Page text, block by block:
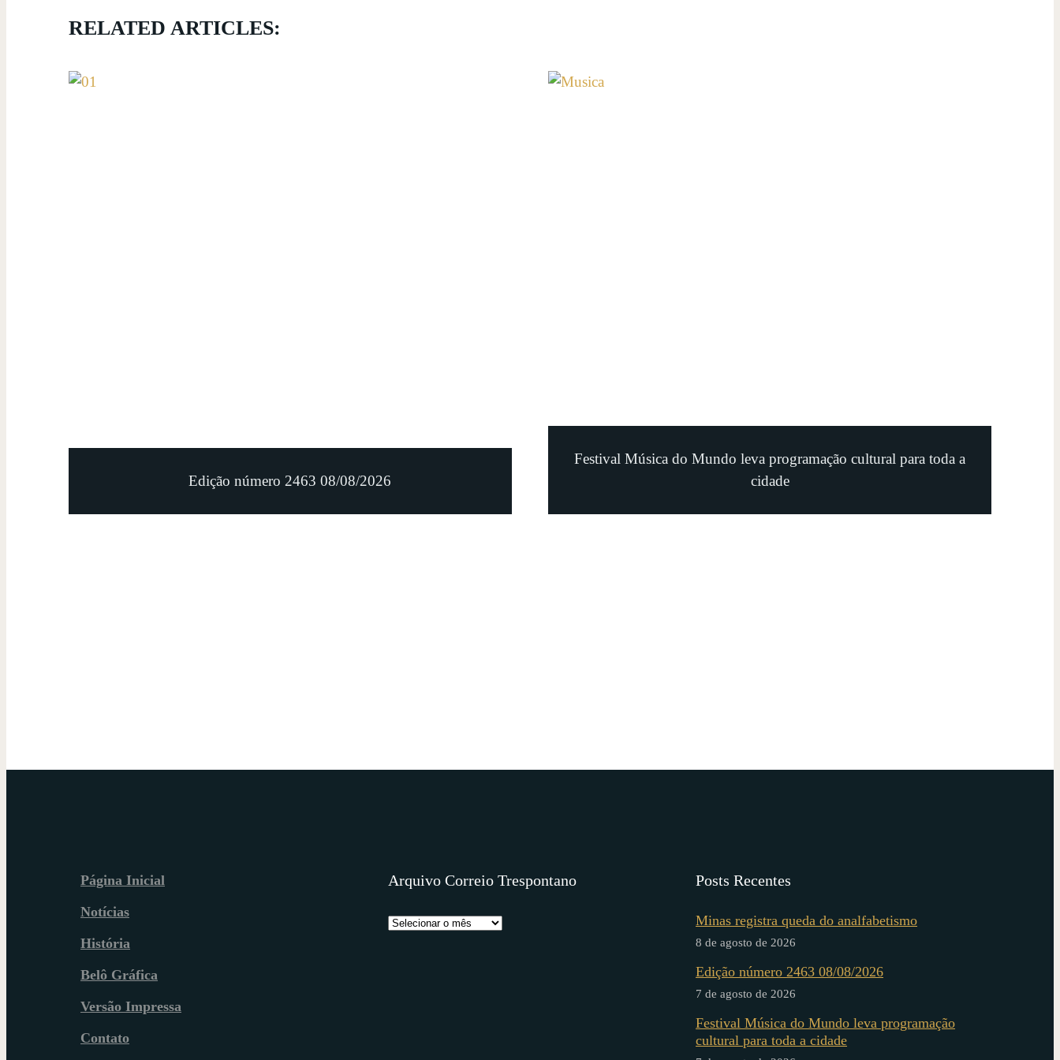
RELATED ARTICLES:
Edição número 2463 08/08/2026
Festival Música do Mundo leva programação cultural para toda a
cidade
Página Inicial
Notícias
História
Belô Gráfica
Versão Impressa
Contato
Arquivo Correio Trespontano Posts Recentes
Minas registra queda do analfabetismo
8 de agosto de 2026
Edição número 2463 08/08/2026
7 de agosto de 2026
Festival Música do Mundo leva programação
cultural para toda a cidade